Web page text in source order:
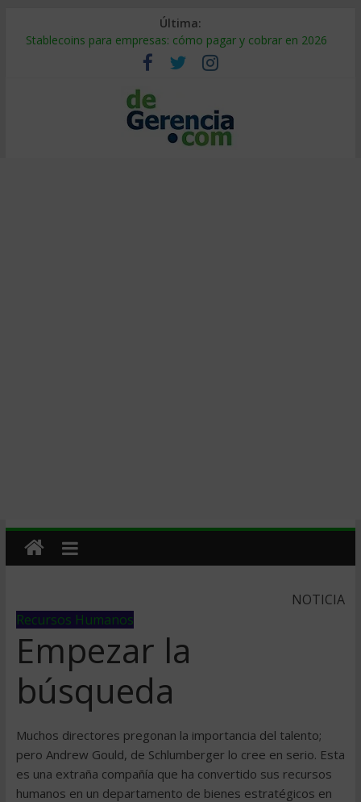
Última:
Stablecoins para empresas: cómo pagar y cobrar en 2026
Despido silencioso: qué es y por qué sale tan caro
IA en selección de personal: cómo auditarla a tiempo
Trabajo forzoso en la cadena de suministro: qué hacer
Mercado hispano de EE. UU.: cómo segmentarlo y venderle
NOTICIA
Recursos Humanos
Empezar la
búsqueda
Muchos directores pregonan la importancia del talento;
pero Andrew Gould, de Schlumberger lo cree en serio. Esta
es una extraña compañía que ha convertido sus recursos
humanos en un departamento de bienes estratégicos en